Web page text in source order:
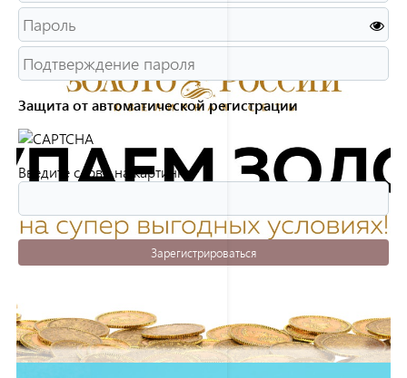
Защита от автоматической регистрации
Введите слово на картинке:*
Зарегистрироваться